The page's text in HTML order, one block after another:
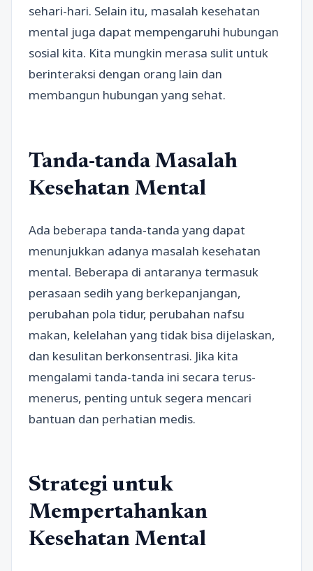
sehari-hari. Selain itu, masalah kesehatan
mental juga dapat mempengaruhi hubungan
sosial kita. Kita mungkin merasa sulit untuk
berinteraksi dengan orang lain dan
membangun hubungan yang sehat.
Tanda-tanda Masalah
Kesehatan Mental
Ada beberapa tanda-tanda yang dapat
menunjukkan adanya masalah kesehatan
mental. Beberapa di antaranya termasuk
perasaan sedih yang berkepanjangan,
perubahan pola tidur, perubahan nafsu
makan, kelelahan yang tidak bisa dijelaskan,
dan kesulitan berkonsentrasi. Jika kita
mengalami tanda-tanda ini secara terus-
menerus, penting untuk segera mencari
bantuan dan perhatian medis.
Strategi untuk
Mempertahankan
Kesehatan Mental